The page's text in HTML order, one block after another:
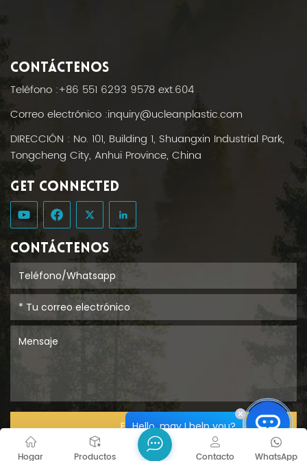
CONTÁCTENOS
Teléfono :+86 551 6293 9578 ext.604
Correo electrónico :inquiry@ucleanplastic.com
DIRECCIÓN : No. 101, Building 1, Shuangxin Industrial Park,
Tongcheng City, Anhui Province, China
GET CONNECTED
CONTÁCTENOS
ENTREGAR
Hogar Productos WhatsApp
Contacto
Hello, may I help you?